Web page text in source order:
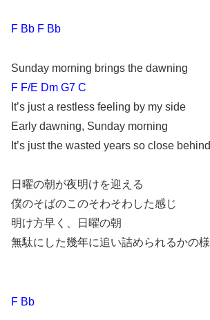
F Bb F Bb
Sunday morning brings the dawning
F F/E Dm G7 C
It’s just a restless feeling by my side
Early dawning, Sunday morning
It’s just the wasted years so close behind
日曜の朝が夜明けを迎える
僕のそばのこのそわそわした感じ
明け方早く、日曜の朝
無駄にした幾年に追い詰められるかの様
F Bb